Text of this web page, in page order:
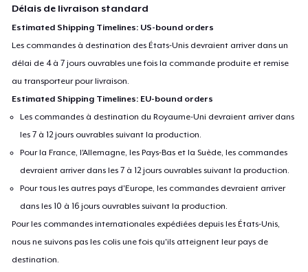
Délais de livraison standard
Estimated Shipping Timelines: US-bound orders
Les commandes à destination des États-Unis devraient arriver dans un
délai de 4 à 7 jours ouvrables une fois la commande produite et remise
au transporteur pour livraison.
Estimated Shipping Timelines: EU-bound orders
Les commandes à destination du Royaume-Uni devraient arriver dans
les 7 à 12 jours ouvrables suivant la production.
Pour la France, l'Allemagne, les Pays-Bas et la Suède, les commandes
devraient arriver dans les 7 à 12 jours ouvrables suivant la production.
Pour tous les autres pays d'Europe, les commandes devraient arriver
dans les 10 à 16 jours ouvrables suivant la production.
Pour les commandes internationales expédiées depuis les États-Unis,
nous ne suivons pas les colis une fois qu'ils atteignent leur pays de
destination.